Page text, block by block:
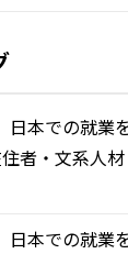
日本での就業
者・文系人材
日本での就業